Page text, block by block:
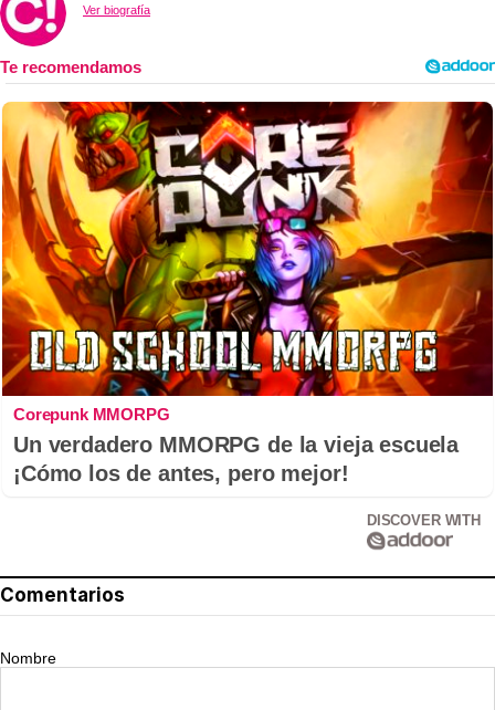
Ver biografía
Corepunk MMORPG
Un verdadero MMORPG de la vieja escuela
¡Cómo los de antes, pero mejor!
DISCOVER WITH
Comentarios
Nombre